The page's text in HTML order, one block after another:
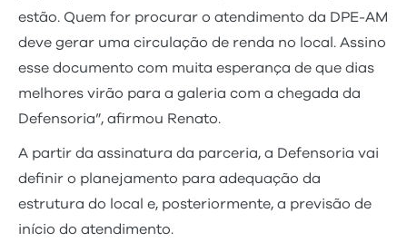
estão. Quem for procurar o atendimento da DPE-AM
deve gerar uma circulação de renda no local. Assino
esse documento com muita esperança de que dias
melhores virão para a galeria com a chegada da
Defensoria”, afirmou Renato.
A partir da assinatura da parceria, a Defensoria vai
definir o planejamento para adequação da
estrutura do local e, posteriormente, a previsão de
início do atendimento.